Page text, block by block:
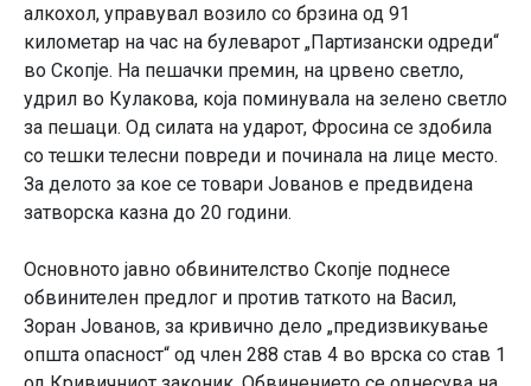
алкохол, управувал возило со брзина од 91
километар на час на булеварот „Партизански одреди“
во Скопје. На пешачки премин, на црвено светло,
удрил во Кулакова, која поминувала на зелено светло
за пешаци. Од силата на ударот, Фросина се здобила
со тешки телесни повреди и починала на лице место.
За делото за кое се товари Јованов е предвидена
затворска казна до 20 години.
Основното јавно обвинителство Скопје поднесе
обвинителен предлог и против таткото на Васил,
Зоран Јованов, за кривично дело „предизвикување
општа опасност“ од член 288 став 4 во врска со став 1